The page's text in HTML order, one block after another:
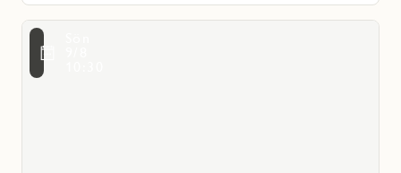
Läs
mer
Zenit